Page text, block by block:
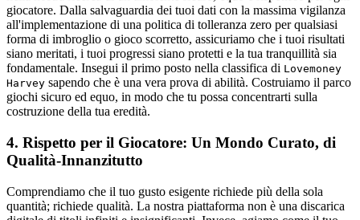
giocatore. Dalla salvaguardia dei tuoi dati con la massima vigilanza
all'implementazione di una politica di tolleranza zero per qualsiasi
forma di imbroglio o gioco scorretto, assicuriamo che i tuoi risultati
siano meritati, i tuoi progressi siano protetti e la tua tranquillità sia
fondamentale. Insegui il primo posto nella classifica di Lovemoney
Harvey sapendo che è una vera prova di abilità. Costruiamo il parco
giochi sicuro ed equo, in modo che tu possa concentrarti sulla
costruzione della tua eredità.
4. Rispetto per il Giocatore: Un Mondo Curato, di
Qualità-Innanzitutto
Comprendiamo che il tuo gusto esigente richiede più della sola
quantità; richiede qualità. La nostra piattaforma non è una discarica